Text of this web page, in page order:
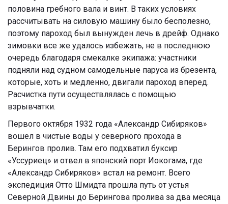
половина гребного вала и винт. В таких условиях
рассчитывать на силовую машину было бесполезно,
поэтому пароход был вынужден лечь в дрейф. Однако
зимовки все же удалось избежать, не в последнюю
очередь благодаря смекалке экипажа: участники
подняли над судном самодельные паруса из брезента,
которые, хоть и медленно, двигали пароход вперед.
Расчистка пути осуществлялась с помощью
взрывчатки.
Первого октября 1932 года «Александр Сибиряков»
вошел в чистые воды у северного прохода в
Берингов пролив. Там его подхватил буксир
«Уссуриец» и отвел в японский порт Иокогама, где
«Александр Сибиряков» встал на ремонт. Всего
экспедиция Отто Шмидта прошла путь от устья
Северной Двины до Берингова пролива за два месяца